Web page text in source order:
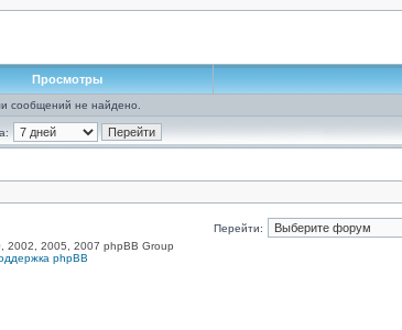
Просмотры
сообщений не найдено.
Перейти:
2002, 2005, 2007 phpBB Group
phpBB